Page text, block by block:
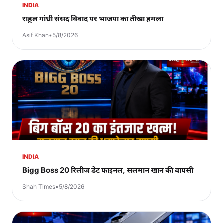
INDIA
राहुल गांधी संसद विवाद पर भाजपा का तीखा हमला
Asif Khan•5/8/2026
INDIA
Bigg Boss 20 रिलीज डेट फाइनल, सलमान खान की वापसी
Shah Times•5/8/2026